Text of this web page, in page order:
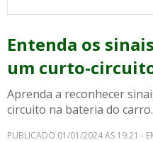
Entenda os
um curto-
Aprenda a reconhecer
circuito na bateria do carro.
PUBLICADO 01/01/2024 AS 19:21 -